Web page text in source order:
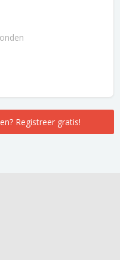
Registreer gratis!